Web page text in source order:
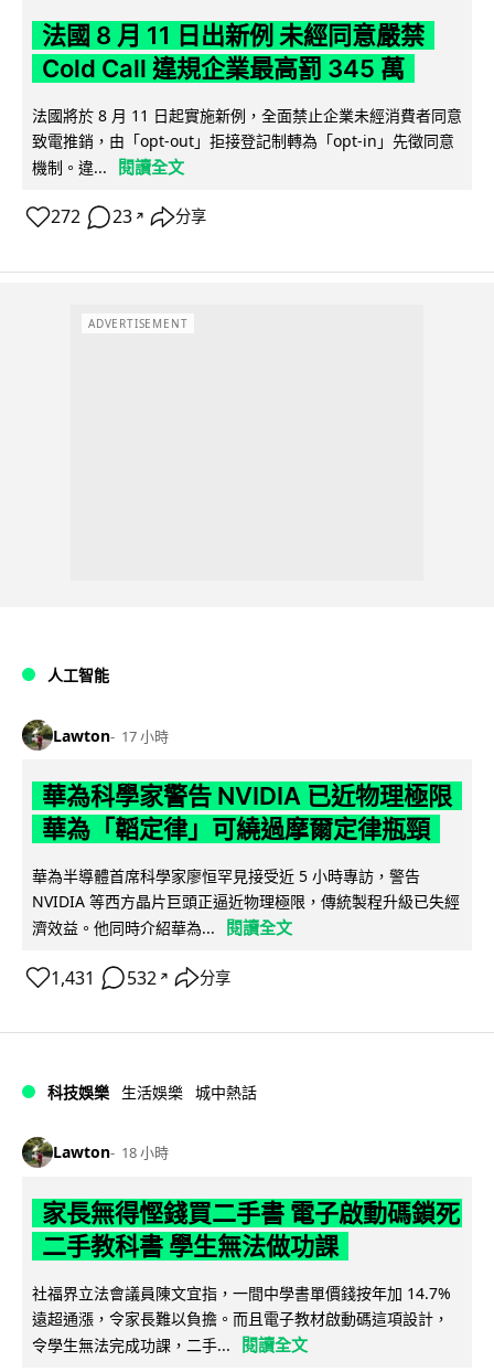
法國 8 月 11 日出新例 未經同意嚴禁
Cold Call 違規企業最高罰 345 萬
法國將於 8 月 11 日起實施新例，全面禁止企業未經消費者同意
致電推銷，由「opt-out」拒接登記制轉為「opt-in」先徵同意
機制。違...
閱讀全文
272 23 ↗ 分享
ADVERTISEMENT
人工智能
Lawton 17 小時
華為科學家警告 NVIDIA 已近物理極限
華為「韜定律」可繞過摩爾定律瓶頸
華為半導體首席科學家廖恒罕見接受近 5 小時專訪，警告
NVIDIA 等西方晶片巨頭正逼近物理極限，傳統製程升級已失經
濟效益。他同時介紹華為...
閱讀全文
1,431 532 ↗ 分享
科技娛樂 生活娛樂 城中熱話
Lawton 18 小時
家長無得慳錢買二手書 電子啟動碼鎖死
二手教科書 學生無法做功課
社福界立法會議員陳文宜指，一間中學書單價錢按年加 14.7%
遠超通漲，令家長難以負擔。而且電子教材啟動碼這項設計，
令學生無法完成功課，二手...
閱讀全文